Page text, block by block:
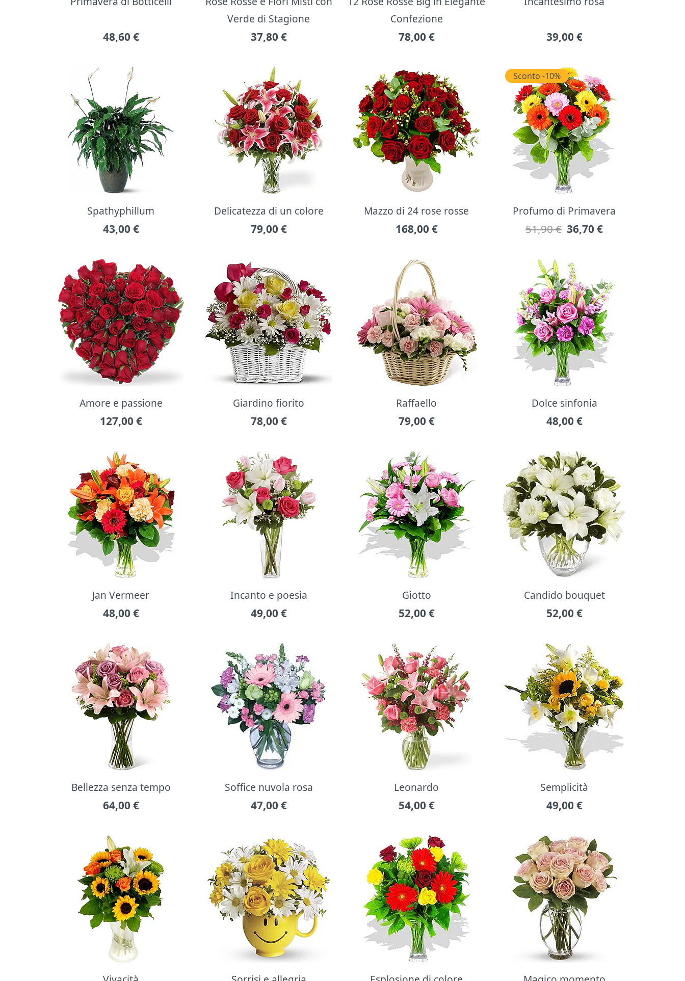
48,60 €
Verde di Stagione
37,80 €
Confezione
78,00 € 39,00 €
Spathyphillum
43,00 €
Delicatezza di un colore
79,00 €
Mazzo di 24 rose rosse
168,00 €
Profumo di Primavera
51,90 € 36,70 €
Sconto -10%
Amore e passione
127,00 €
Giardino fiorito
78,00 €
Raffaello
79,00 €
Dolce sinfonia
48,00 €
Jan Vermeer
48,00 €
Incanto e poesia
49,00 €
Giotto
52,00 €
Candido bouquet
52,00 €
Bellezza senza tempo
64,00 €
Soffice nuvola rosa
47,00 €
Leonardo
54,00 €
Semplicità
49,00 €